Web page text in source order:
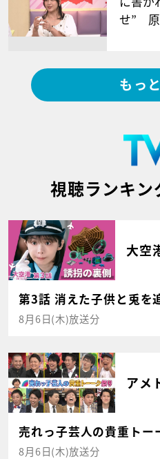
せ”
もっ
視聴ランキン
大空
第3話 消えた子供と兎を
8月6日(木)放送分
アメ
売れっ子芸人の貴重トー
8月6日(木)放送分